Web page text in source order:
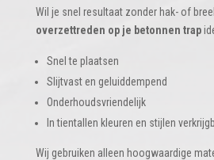
Wil je snel resultaat zonder hak- of
overzettreden op je betonnen trap
Snel te plaatsen
Slijtvast en geluiddempend
Onderhoudsvriendelijk
In tientallen kleuren en stijlen
Wij gebruiken alleen hoogwaardige